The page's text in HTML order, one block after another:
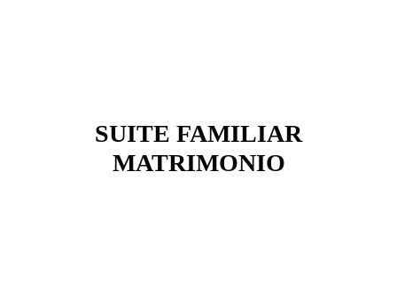
SUITE FAMILIAR
MATRIMONIO